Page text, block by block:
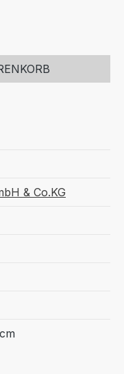
Wert
& Co.KG